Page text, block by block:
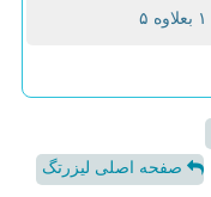
صفحه اصلی لیزرتگ